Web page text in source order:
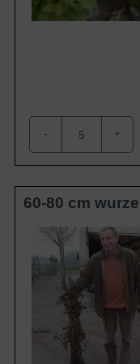
Pilze aufgenommen
Im Gegenzug erhält
Zusätzlich wirken
der Pflanze aus. Die
trockene Perioden
Boden beigemischt
Jahren in Grenzen
Pilzen in Symbiose
Insgesamt ist die
Heckenpflanze.
- +
60-80 cm